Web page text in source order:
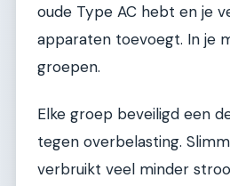
oude Type AC hebt en je
apparaten toevoegt. In je
groepen.
Elke groep beveiligd een
tegen overbelasting.
verbruikt veel minder